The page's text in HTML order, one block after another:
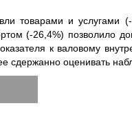
товарами и услугами
(-26,4%) позволило
к валовому
сдержанно оценивать